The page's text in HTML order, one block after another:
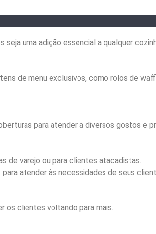
uma adição essencial a qualquer
de menu exclusivos, como rolos de
para atender a diversos gostos e
de varejo ou para clientes atacadistas.
atender às necessidades de seus
os clientes voltando para mais.